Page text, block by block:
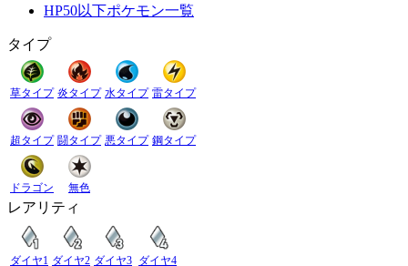
HP50以下ポケモン一覧
タイプ
草タイプ 炎タイプ 水タイプ 雷タイプ
超タイプ 闘タイプ 悪タイプ 鋼タイプ
ドラゴン 無色
レアリティ
ダイヤ1 ダイヤ2 ダイヤ3 ダイヤ4